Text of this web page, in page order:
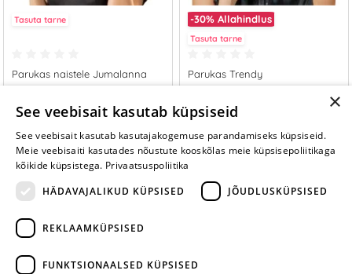
Tasuta tarne
Parukas naistele Jumalanna
49.95 €
LISA OSTUKORVI
-30% Allahindlus
Tasuta tarne
Parukas Trendy
32.16 €
LISA OSTUKORVI
×
See veebisait kasutab küpsiseid
See veebisait kasutab kasutajakogemuse parandamiseks küpsiseid.
Meie veebisaiti kasutades nõustute kooskõlas meie küpsisepoliitikaga
kõikide küpsistega. Privaatsuspoliitika
HÄDAVAJALIKUD KÜPSISED
JÕUDLUSKÜPSISED
REKLAAMKÜPSISED
FUNKTSIONAALSED KÜPSISED